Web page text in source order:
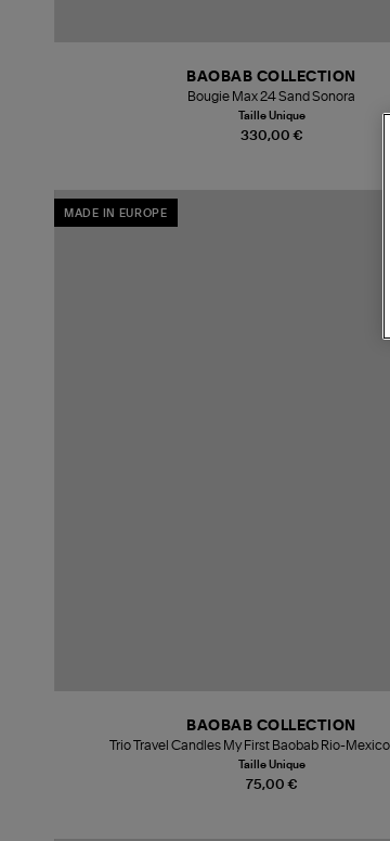
330,00 €
BAOBAB COLLECTION
Bougie Max 24 Sand Sonora
Taille Unique
MADE IN EUROPE
75,00 €
BAOBAB COLLECTION
Trio Travel Candles My First Baobab Rio-
Taille Unique